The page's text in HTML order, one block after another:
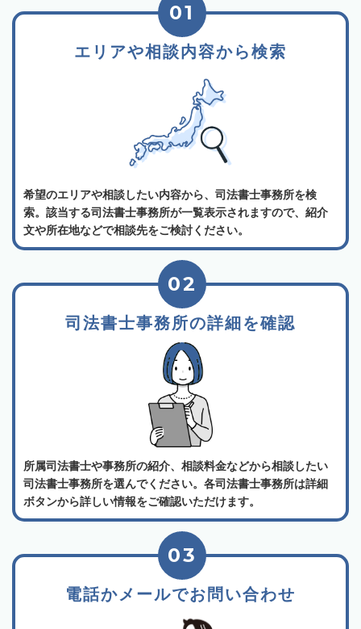
エリアや相談内容から検索
01
希望のエリアや相談したい内容から、司法書士事務所を検
索。該当する司法書士事務所が一覧表示されますので、紹介
文や所在地などで相談先をご検討ください。
司法書士事務所の詳細を確認
02
所属司法書士や事務所の紹介、相談料金などから相談したい
司法書士事務所を選んでください。各司法書士事務所は詳細
ボタンから詳しい情報をご確認いただけます。
電話かメールでお問い合わせ
03